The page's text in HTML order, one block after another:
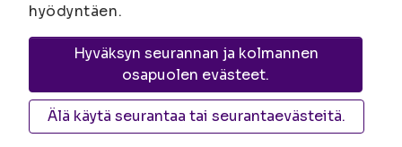
Joensuu
Suvantokatu 6, 80100 Joensuu |
KuopioYliopistonranta 15, PL 1627, 70211
Kuopio
hyödyntäen.
Hyväksyn seurannan ja kolmannen
osapuolen evästeet.
Älä käytä seurantaa tai seurantaevästeitä.